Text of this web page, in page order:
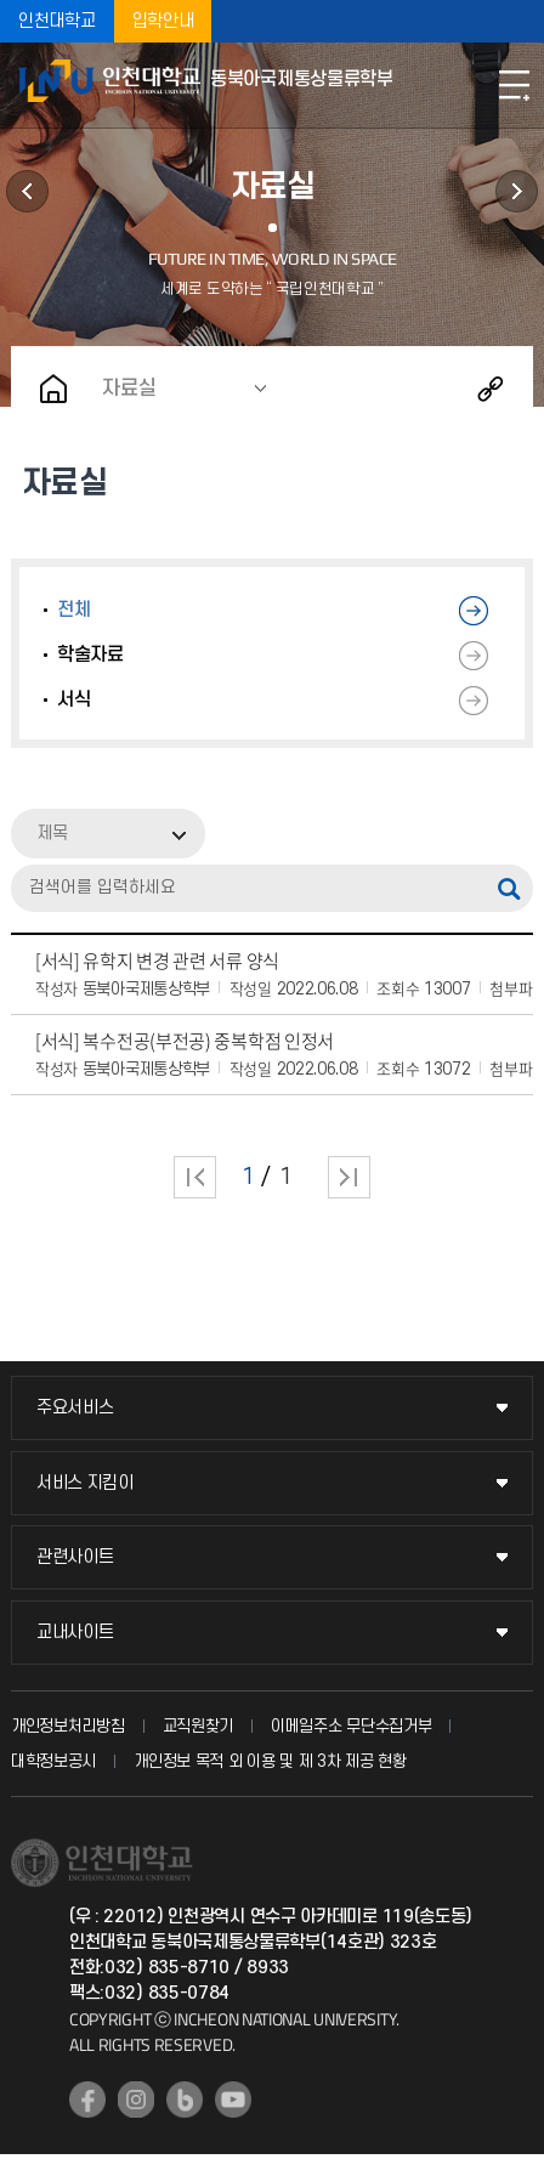
인천대학교 입학안내
동북아국제통상물류학부
자료실
자료실
자료실
전체
학술자료
서식
제목
[서식] 유학지 변경 관련 서류 양식
작성자 동북아국제통상학부 작성일 2022.06.08 조회수 13007 첨부파
[서식] 복수전공(부전공) 중복학점 인정서
작성자 동북아국제통상학부 작성일 2022.06.08 조회수 13072 첨부파
1 1
주요서비스
주요서비스
교무회의방송
입학안내
취업정보(학생)
서비스 지킴이
서비스 지킴이
묻고 답하기
칭찬마당
학생서비스 지킴이
관련사이트
관련사이트
국방헬프콜
총동문회
교내사이트
교내사이트
교수회
교육혁신본부
국제지원과
공자아카데미
기초교육원
개인정보처리방침 교직원찾기
이메일주소 무단수집거부
대학정보공시
개인정보 목적 외 이용 및 제 3차 제공 현황
(우 : 22012) 인천광역시 연수구 아카데미로 119(송도동)
인천대학교 동북아국제통상물류학부(14호관) 323호
전화:032) 835-8710 / 8933
팩스:032) 835-0784
COPYRIGHT ⓒ INCHEON NATIONAL UNIVERSITY.
ALL RIGHTS RESERVED.